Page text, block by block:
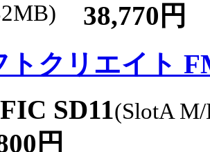
38,770円
トクリエイト
FIC SD11(SlotA
円